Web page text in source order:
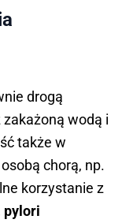
drogą
wodą i
także w
chorą, np.
korzystanie z
pylori